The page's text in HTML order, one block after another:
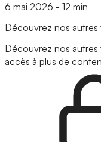
6 mai 2026 - 12 min
Découvrez nos autres
Découvrez nos
accès à plus de